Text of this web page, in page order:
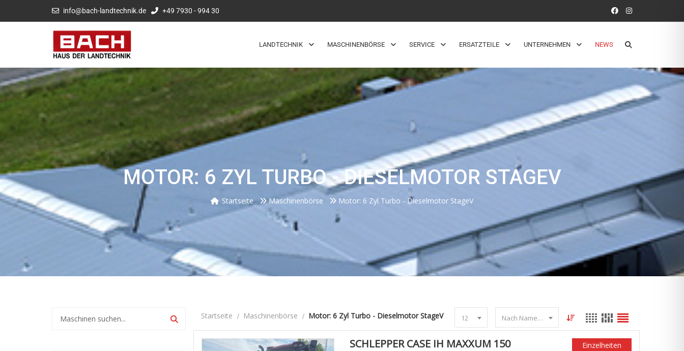
info@bach-landtechnik.de +49 7930 - 994 30
LANDTECHNIK MASCHINENBÖRSE SERVICE ERSATZTEILE UNTERNEHMEN NEWS
MOTOR: 6 ZYL TURBO - DIESELMOTOR STAGEV
Startseite Maschinenbörse Motor: 6 Zyl Turbo - Dieselmotor StageV
Startseite Maschinenbörse Motor: 6 Zyl Turbo - Dieselmotor StageV 12 Nach Name sortieren
SCHLEPPER CASE IH MAXXUM 150 Einzelheiten